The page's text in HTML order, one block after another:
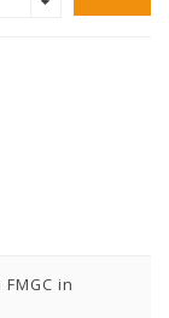
in